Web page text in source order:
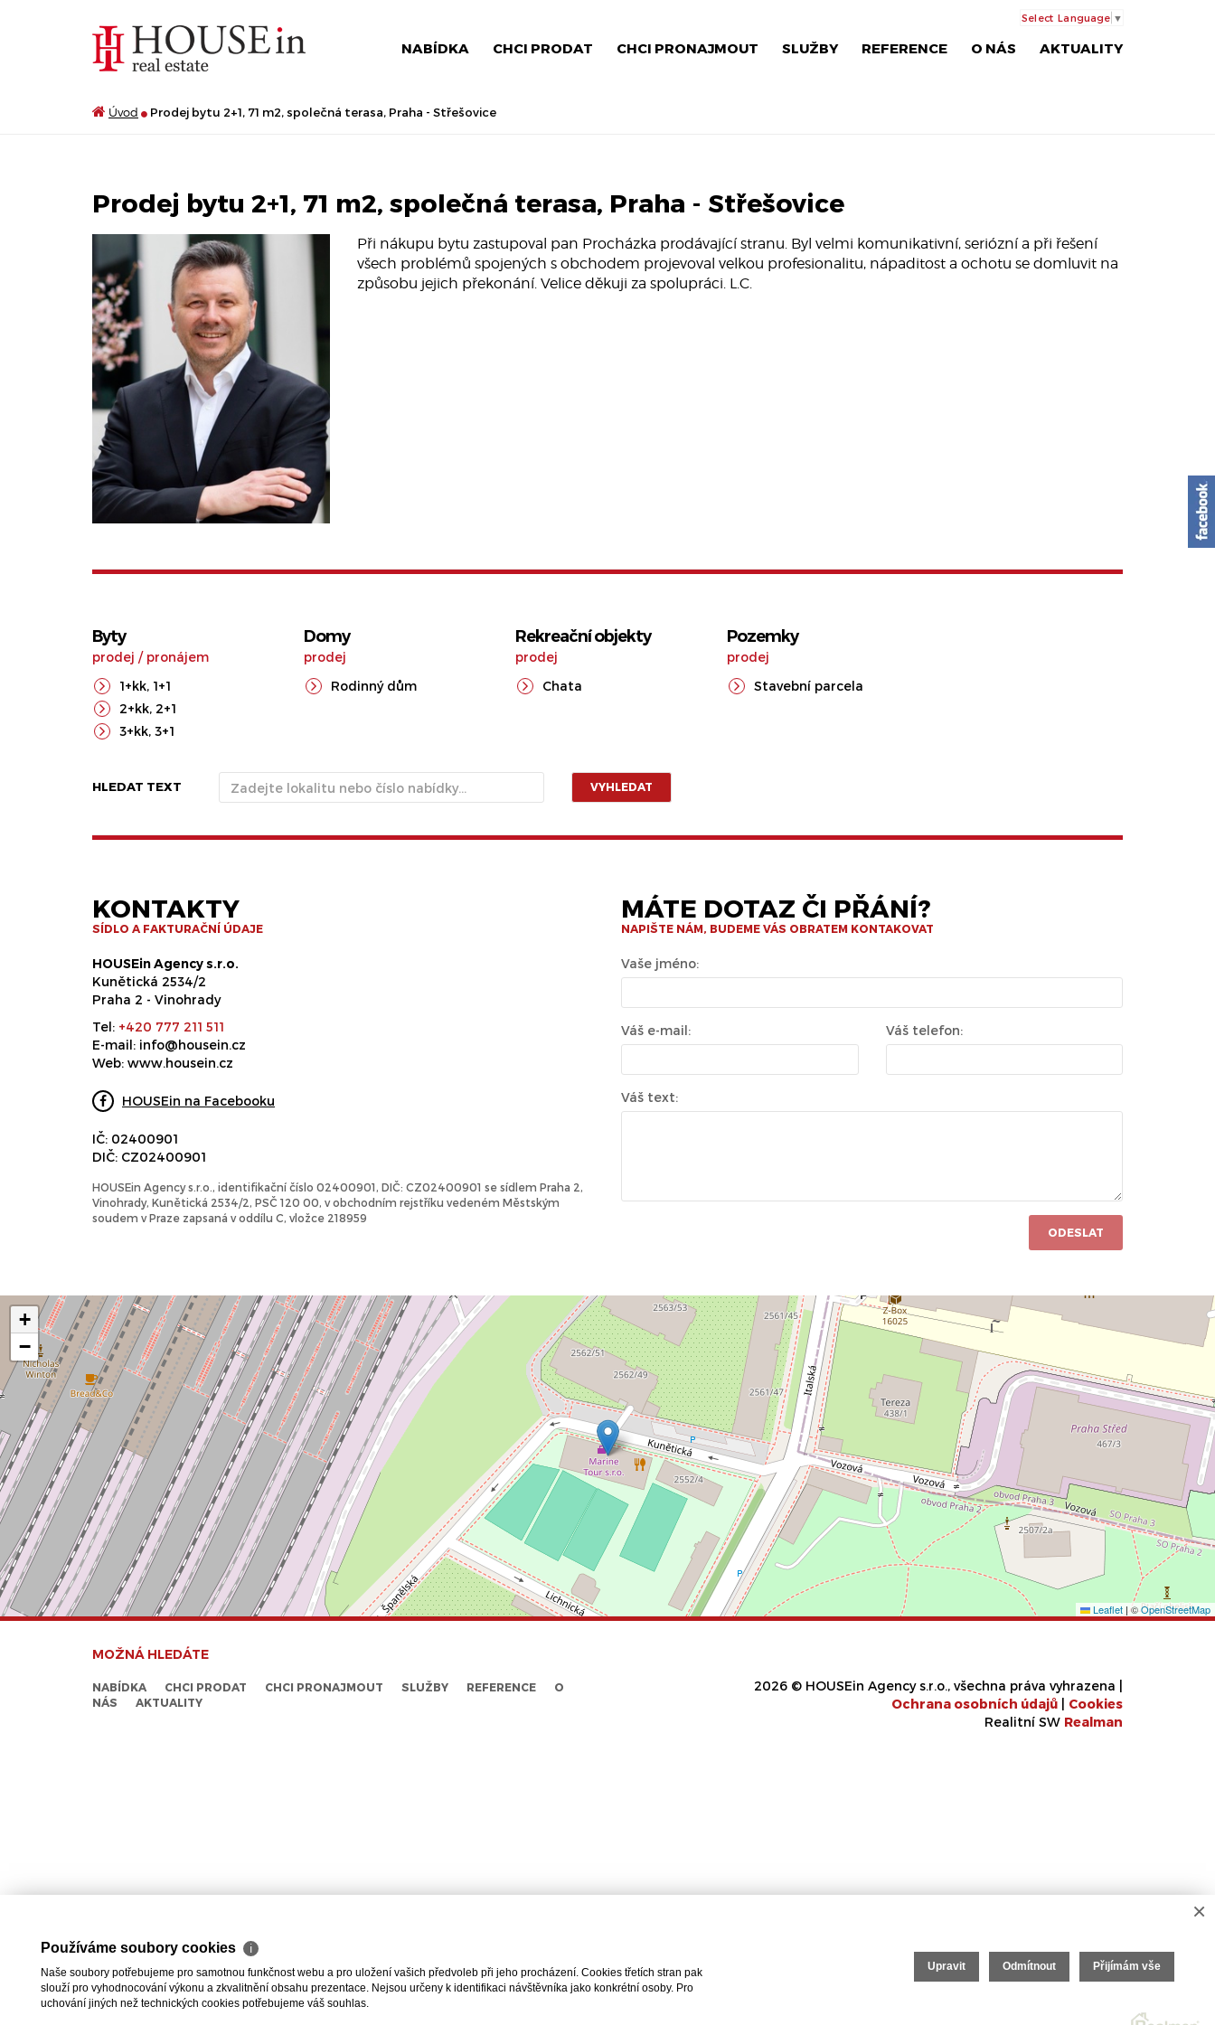
NABÍDKA CHCI PRODAT CHCI PRONAJMOUT SLUŽBY REFERENCE O NÁS AKTUALITY
Select Language ▼
Úvod Prodej bytu 2+1, 71 m2, společná terasa, Praha - Střešovice
Prodej bytu 2+1, 71 m2, společná terasa, Praha - Střešovice
Při nákupu bytu zastupoval pan Procházka prodávající stranu. Byl velmi komunikativní, seriózní a při řešení
všech problémů spojených s obchodem projevoval velkou profesionalitu, nápaditost a ochotu se domluvit na
způsobu jejich překonání. Velice děkuji za spolupráci. L.C.
Byty
prodej / pronájem
1+kk, 1+1
2+kk, 2+1
3+kk, 3+1
Domy
prodej
Rodinný dům
Rekreační objekty
prodej
Chata
Pozemky
prodej
Stavební parcela
HLEDAT TEXT VYHLEDAT
KONTAKTY
SÍDLO A FAKTURAČNÍ ÚDAJE
HOUSEin Agency s.r.o.
Kunětická 2534/2
Praha 2 - Vinohrady
Tel: +420 777 211 511
E-mail: info@housein.cz
Web: www.housein.cz
HOUSEin na Facebooku
IČ: 02400901
DIČ: CZ02400901
HOUSEin Agency s.r.o., identifikační číslo 02400901, DIČ: CZ02400901 se sídlem Praha 2,
Vinohrady, Kunětická 2534/2, PSČ 120 00, v obchodním rejstříku vedeném Městským
soudem v Praze zapsaná v oddílu C, vložce 218959
MÁTE DOTAZ ČI PŘÁNÍ?
NAPIŠTE NÁM, BUDEME VÁS OBRATEM KONTAKOVAT
Vaše jméno:
Váš e-mail: Váš telefon:
Váš text:
ODESLAT
+
−
Leaflet |©OpenStreetMap
MOŽNÁ HLEDÁTE
NABÍDKA CHCI PRODAT CHCI PRONAJMOUT SLUŽBY REFERENCE
O
NÁS
AKTUALITY
2026 © HOUSEin Agency s.r.o., všechna práva vyhrazena |
Ochrana osobních údajů
Cookies
Realitní SW Realman
×
Používáme soubory cookies ℹ
Naše soubory potřebujeme pro samotnou funkčnost webu a pro uložení vašich předvoleb při jeho procházení. Cookies třetích stran pak
slouží pro vyhodnocování výkonu a zkvalitnění obsahu prezentace. Nejsou určeny k identifikaci návštěvníka jako konkrétní osoby. Pro
uchování jiných než technických cookies potřebujeme váš souhlas.
Upravit Odmítnout Přijímám vše